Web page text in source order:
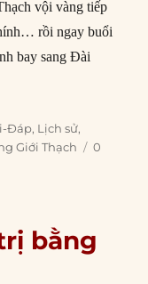
vội vàng tiếp
rồi ngay buổi
bay sang Đài
Thạch chọn Đài
Đáp, Lịch sử,
Giới Thạch
0
bằng